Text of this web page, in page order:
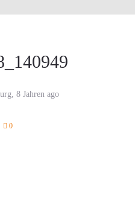
8 Jahren ago
0